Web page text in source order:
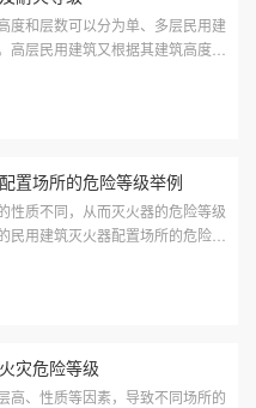
度和层数可以分为单、多层民用建
高层民用建筑又根据其建筑高度、
置场所的危险等级举例
性质不同，从而灭火器的危险等级
民用建筑灭火器配置场所的危险等
灾危险等级
高、性质等因素，导致不同场所的